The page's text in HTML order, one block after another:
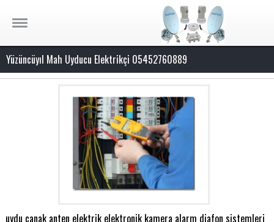
Yüzüncüyıl Mah Uyducu Elektrikçi 05452760889
uydu çanak anten elektrik elektronik kamera alarm diafon sistemleri